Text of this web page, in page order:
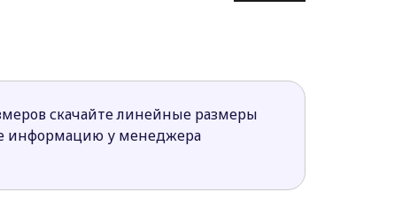
зона не имеют перегородок между
домов. Смотретьпроекты и их
скачайте линейные размеры
информацию у менеджера